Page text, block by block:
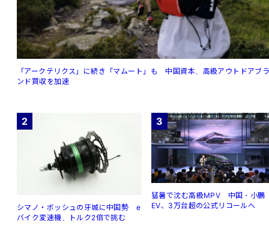
「アークテリクス」に続き「マムート」も 中国資本、高級アウトドアブ
ンド買収を加速
2
シマノ・ボッシュの牙城に中国勢 e
バイク変速機、トルク2倍で挑む
3
猛暑で沈む高級MPV 中国・小鵬
EV、3万台超の公式リコールへ